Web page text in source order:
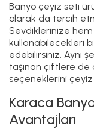
Banyo çeyiz seti
olarak da tercih
Sevdiklerinize
kullanabilecekleri
edebilirsiniz. Aynı
taşınan çiftlere de
seçeneklerini çeyiz
Karaca
Avantajları